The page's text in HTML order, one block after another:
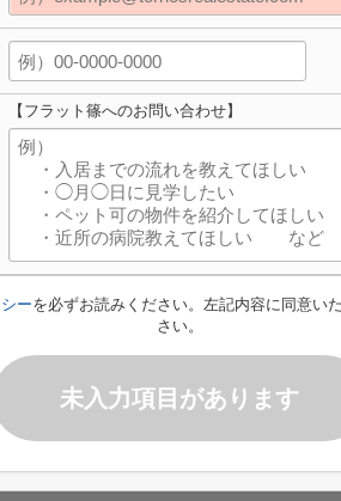
【フラット篠へのお問い合わせ】
ーを必ずお読みください。左記内容に同意い
さい。
未入力項目があります